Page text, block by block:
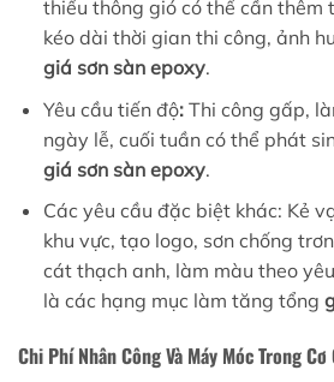
thiếu thông gió có thể cần thêm
kéo dài thời gian thi công, ảnh
giá sơn sàn epoxy.
Yêu cầu tiến độ:Thi công gấp,
ngày lễ, cuối tuần có thể phát
giá sơn sàn epoxy.
Các yêu cầu đặc biệt khác: Kẻ
khu vực, tạo logo, sơn chống
cát thạch anh, làm màu theo
là các hạng mục làm tăng tổng
Chi Phí Nhân Công Và Máy Móc Trong Cơ